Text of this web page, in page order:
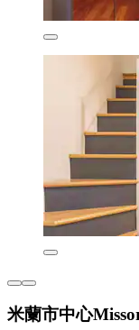
米蘭市中心